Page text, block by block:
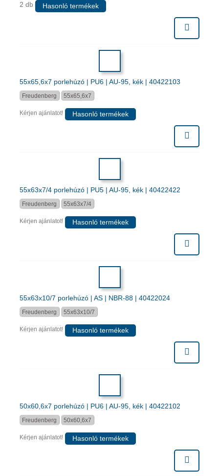
2 db Hasonló termékek
55x65,6x7 porlehúzó | PU6 | AU-95, kék | 40422103
Freudenberg 55x65,6x7
Kérjen ajánlatot! Hasonló termékek
55x63x7/4 porlehúzó | PU5 | AU-95, kék | 40422422
Freudenberg 55x63x7/4
Kérjen ajánlatot! Hasonló termékek
55x63x10/7 porlehúzó | AS | NBR-88 | 40422024
Freudenberg 55x63x10/7
Kérjen ajánlatot! Hasonló termékek
50x60,6x7 porlehúzó | PU6 | AU-95, kék | 40422102
Freudenberg 50x60,6x7
Kérjen ajánlatot! Hasonló termékek